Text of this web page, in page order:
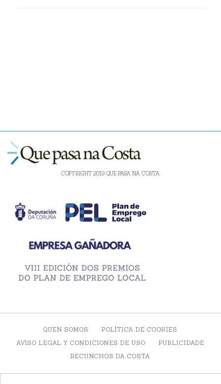
COPYRIGHT 2019 QUE PASA NA COSTA
QUEN SOMOS
POLÍTICA DE COOKIES
AVISO LEGAL Y CONDICIONES DE USO
PUBLICIDADE
RECUNCHOS DA COSTA